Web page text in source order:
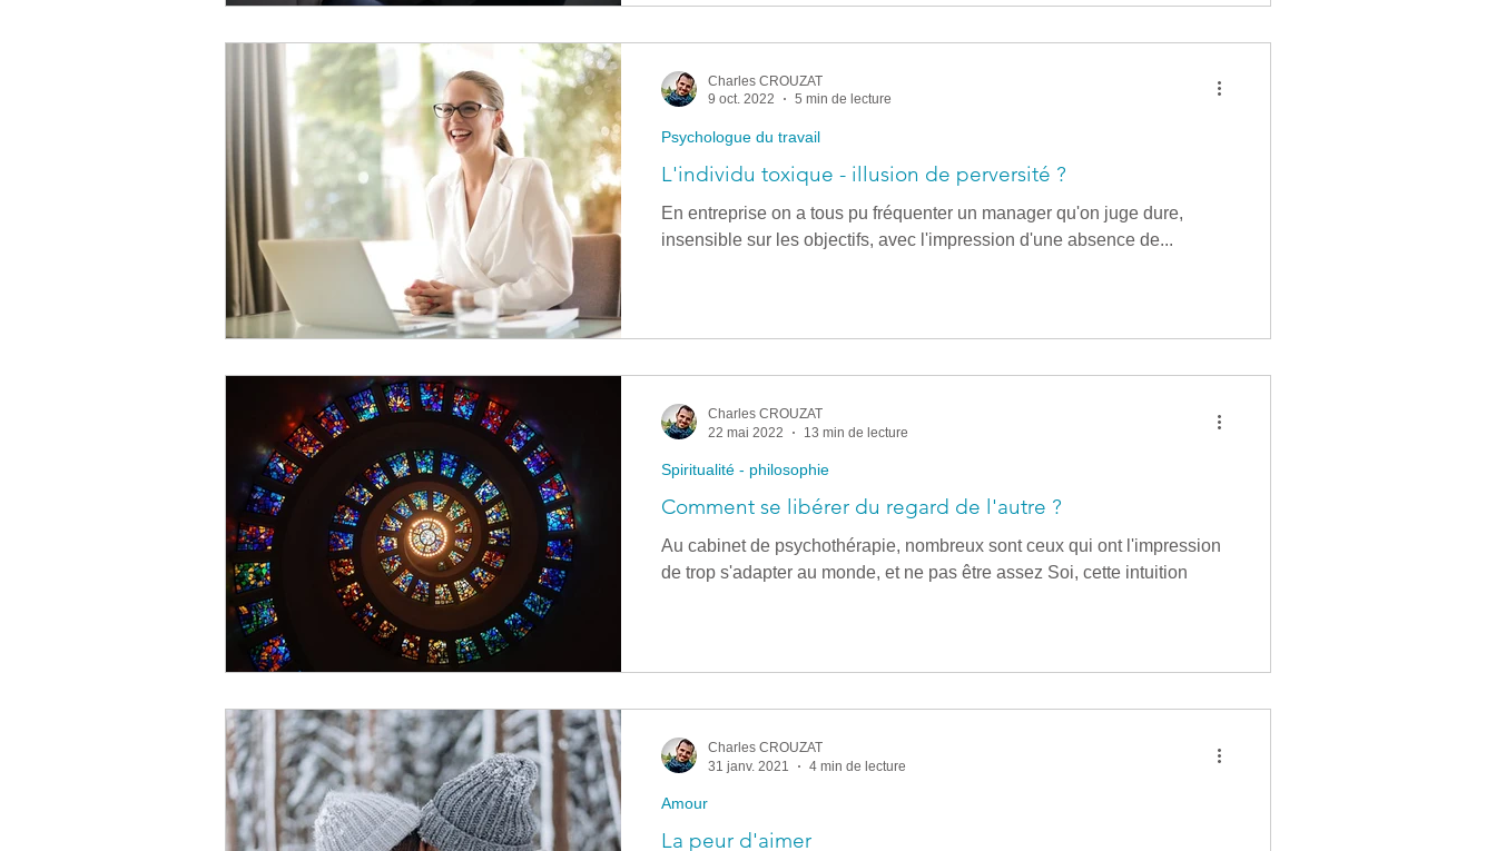
parfois par peser sur le sommeil, les relations, le travail ou la capacité à
profiter du quotidien. Dans ces moments-là, consulte
L'individu toxique - illusion de perversité ?
En entreprise on a tous pu fréquenter un manager qu'on juge dure,
insensible sur les objectifs, avec l'impression d'une absence de...
Psychologue du travail
Charles CROUZAT
9 oct. 2022
5 min de lecture
Comment se libérer du regard de l'autre ?
Au cabinet de psychothérapie, nombreux sont ceux qui ont l'impression
de trop s'adapter au monde, et ne pas être assez Soi, cette intuition
Spiritualité - philosophie
Charles CROUZAT
22 mai 2022
13 min de lecture
La peur d'aimer
Amour
Charles CROUZAT
31 janv. 2021
4 min de lecture